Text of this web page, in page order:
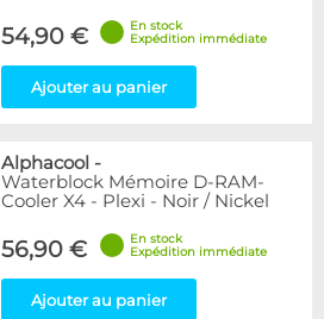
54,90 €
En stock
Expédition immédiate
Ajouter au panier
Alphacool -
Waterblock Mémoire D-RAM-
Cooler X4 - Plexi - Noir / Nickel
56,90 €
En stock
Expédition immédiate
Ajouter au panier